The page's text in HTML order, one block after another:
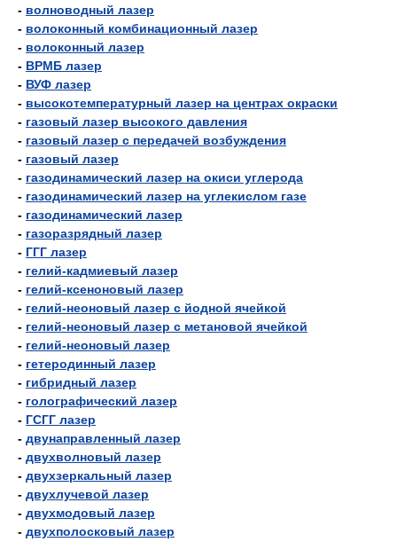
- волноводный лазер
- волоконный комбинационный лазер
- волоконный лазер
- ВРМБ лазер
- ВУФ лазер
- высокотемпературный лазер на центрах окраски
- газовый лазер высокого давления
- газовый лазер с передачей возбуждения
- газовый лазер
- газодинамический лазер на окиси углерода
- газодинамический лазер на углекислом газе
- газодинамический лазер
- газоразрядный лазер
- ГГГ лазер
- гелий-кадмиевый лазер
- гелий-ксеноновый лазер
- гелий-неоновый лазер с йодной ячейкой
- гелий-неоновый лазер с метановой ячейкой
- гелий-неоновый лазер
- гетеродинный лазер
- гибридный лазер
- голографический лазер
- ГСГГ лазер
- двунаправленный лазер
- двухволновый лазер
- двухзеркальный лазер
- двухлучевой лазер
- двухмодовый лазер
- двухполосковый лазер